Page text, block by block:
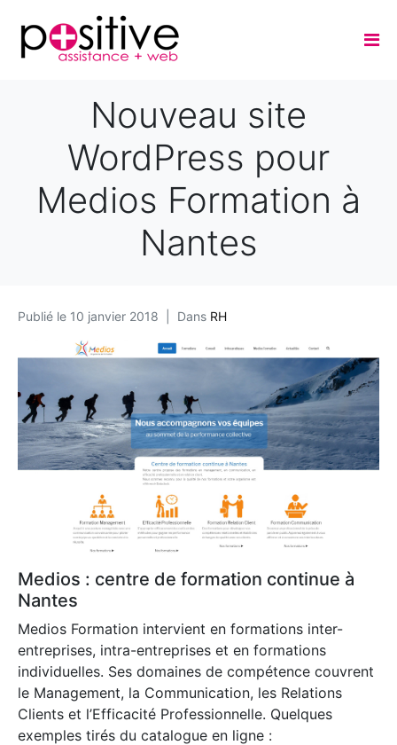
Nouveau site
WordPress pour
Medios Formation à
Nantes
Publié le 10 janvier 2018 Dans RH
Medios : centre de formation continue à
Nantes
Medios Formation intervient en formations inter-
entreprises, intra-entreprises et en formations
individuelles. Ses domaines de compétence couvrent
le Management, la Communication, les Relations
Clients et l’Efficacité Professionnelle. Quelques
exemples tirés du catalogue en ligne :